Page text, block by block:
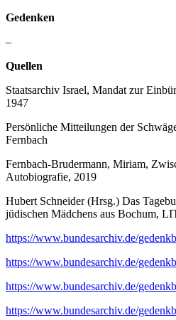
Gedenken
–
Quellen
Staatsarchiv Israel, Mandat zur
1947
Persönliche Mitteilungen der
Fernbach
Fernbach-Brudermann, Miriam,
Autobiografie, 2019
Hubert Schneider (Hrsg.) Das
jüdischen Mädchens aus Bochum,
https://www.bundesarchiv.de/
https://www.bundesarchiv.de/
https://www.bundesarchiv.de/
https://www.bundesarchiv.de/